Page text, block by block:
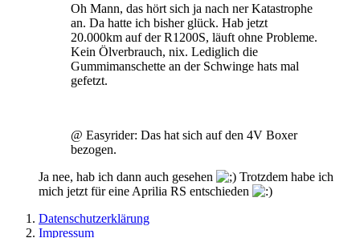
Oh Mann, das hört sich ja nach ner Katastrophe
an. Da hatte ich bisher glück. Hab jetzt
20.000km auf der R1200S, läuft ohne Probleme.
Kein Ölverbrauch, nix. Lediglich die
Gummimanschette an der Schwinge hats mal
gefetzt.
@ Easyrider: Das hat sich auf den 4V Boxer
bezogen.
Ja nee, hab ich dann auch gesehen
Trotzdem habe ich
mich jetzt für eine Aprilia RS entschieden
Datenschutzerklärung
Impressum